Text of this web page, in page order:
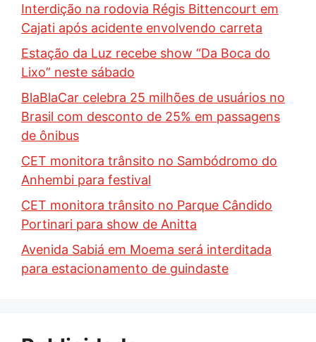
Interdição na rodovia Régis Bittencourt em
Cajati após acidente envolvendo carreta
Estação da Luz recebe show “Da Boca do
Lixo” neste sábado
BlaBlaCar celebra 25 milhões de usuários no
Brasil com desconto de 25% em passagens
de ônibus
CET monitora trânsito no Sambódromo do
Anhembi para festival
CET monitora trânsito no Parque Cândido
Portinari para show de Anitta
Avenida Sabiá em Moema será interditada
para estacionamento de guindaste